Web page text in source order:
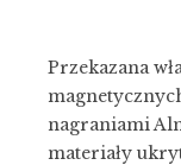
Przekazana
nagraniami
materiały